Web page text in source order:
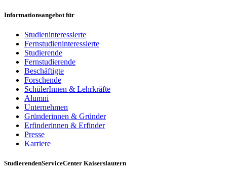
Informationsangebot für
Studieninteressierte
Fernstudieninteressierte
Studierende
Fernstudierende
Beschäftigte
Forschende
SchülerInnen & Lehrkräfte
Alumni
Unternehmen
Gründerinnen & Gründer
Erfinderinnen & Erfinder
Presse
Karriere
StudierendenServiceCenter Kaiserslautern